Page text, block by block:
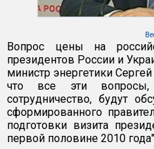
Вопрос цены на
президентов России и
министр энергетики
что все эти
сотрудничество, будут
сформированного
подготовки визита
первой половине 2010